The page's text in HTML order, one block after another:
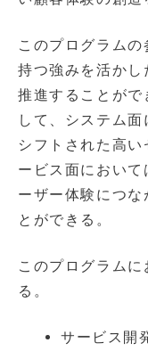
このプログラム
持つ強みを活か
推進することが
して、システム
シフトされた高
ービス面におい
ーザー体験につ
とができる。
このプログラム
る。
サービス開